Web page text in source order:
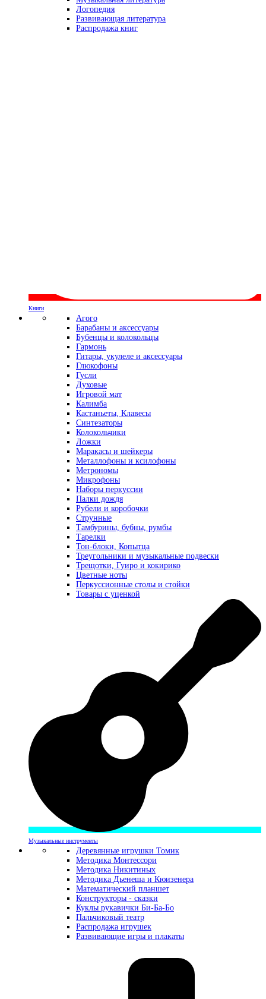
Логопедия
Развивающая литература
Распродажа книг
Книги
Агого
Барабаны и аксессуары
Бубенцы и колокольцы
Гармонь
Гитары, укулеле и аксессуары
Глюкофоны
Гусли
Духовые
Игровой мат
Калимба
Кастаньеты, Клавесы
Синтезаторы
Колокольчики
Ложки
Маракасы и шейкеры
Металлофоны и ксилофоны
Метрономы
Микрофоны
Наборы перкуссии
Палки дождя
Рубели и коробочки
Струнные
Тамбурины, бубны, румбы
Тарелки
Тон-блоки, Копытца
Треугольники и музыкальные подвески
Трещотки, Гуиро и кокирико
Цветные ноты
Перкуссионные столы и стойки
Товары с уценкой
Музыкальные инструменты
Деревянные игрушки Томик
Методика Монтессори
Методика Никитиных
Методика Дьенеша и Кюизенера
Математический планшет
Конструкторы - сказки
Куклы рукавички Би-Ба-Бо
Пальчиковый театр
Распродажа игрушек
Развивающие игры и плакаты